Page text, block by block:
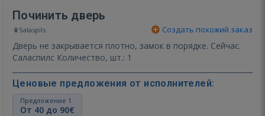
Починить дверь
Salaspils Создать похожий заказ
Дверь не закрывается плотно, замок в порядке. Сейчас.
Саласпилс Количество, шт.: 1
Ценовые предложения от исполнителей:
Предложение 1
От 40 до 90€